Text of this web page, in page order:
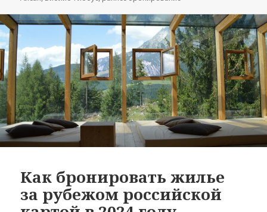
Как бронировать жилье
за рубежом российской